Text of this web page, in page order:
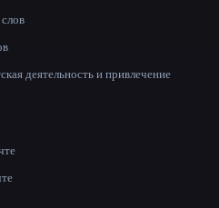
деятельность и привлечение